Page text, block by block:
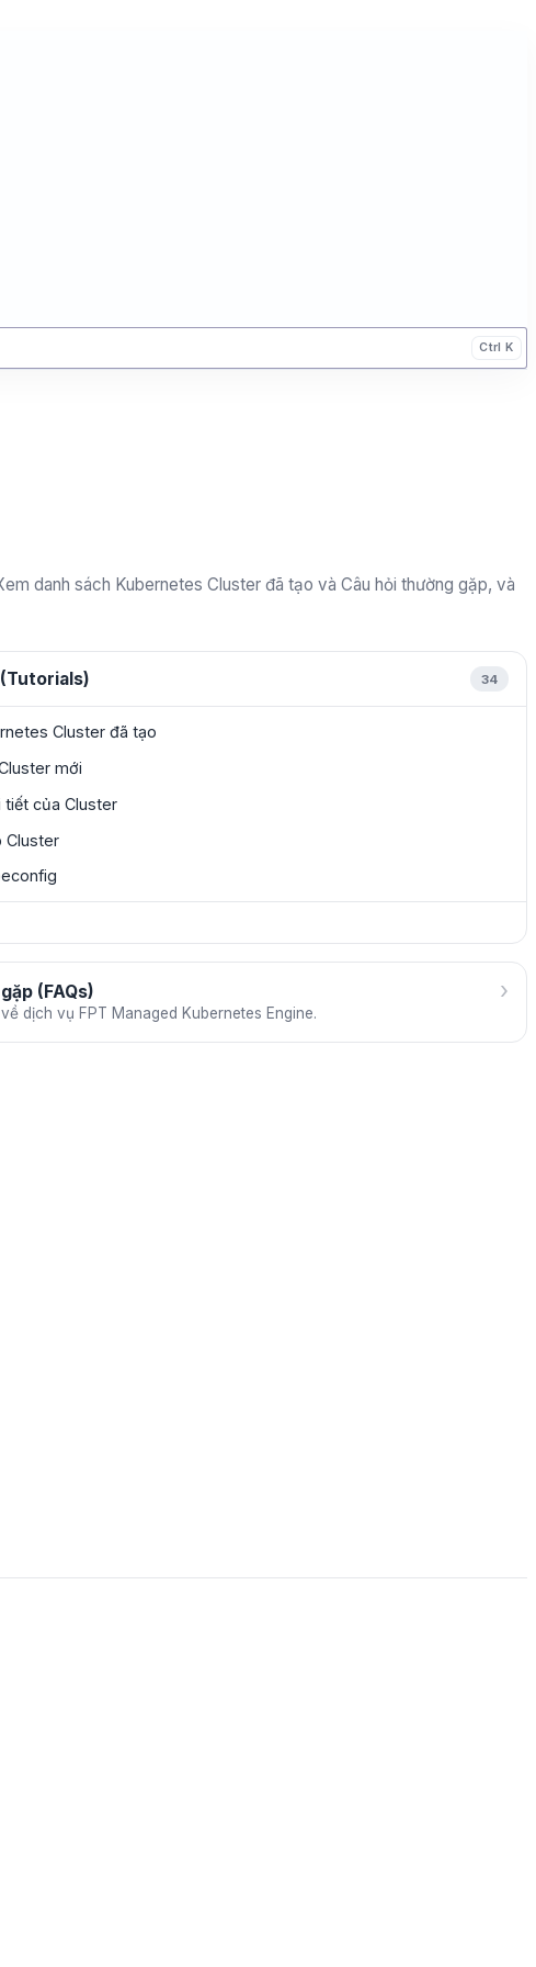
danh sách Kubernetes Cluster đã tạo và Câu hỏi thường gặp, và
34
Cluster đã tạo
mới
tiết của Cluster
Cluster
(FAQs)
dịch vụ FPT Managed Kubernetes Engine.
›